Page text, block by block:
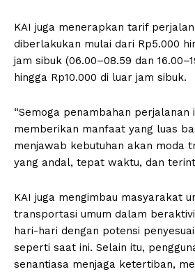
KAI juga menerapkan tarif
diberlakukan mulai dari Rp5.000
jam sibuk (06.00–08.59 dan
hingga Rp10.000 di luar jam sibuk.
“Semoga penambahan perjalanan
memberikan manfaat yang luas
menjawab kebutuhan akan moda
yang andal, tepat waktu, dan
KAI juga mengimbau masyarakat
transportasi umum dalam
hari-hari dengan potensi
seperti saat ini. Selain itu,
senantiasa menjaga ketertiban,